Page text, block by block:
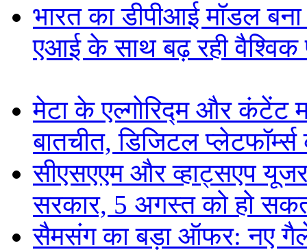
भारत का डीपीआई मॉडल
एआई के साथ बढ़ रही वैश्विक
मेटा के एल्गोरिद्म और कंटेंट
बातचीत, डिजिटल प्लेटफॉर्म्स
सीएसएएम और व्हाट्सएप
सरकार, 5 अगस्त को हो
सैमसंग का बड़ा ऑफर: नए